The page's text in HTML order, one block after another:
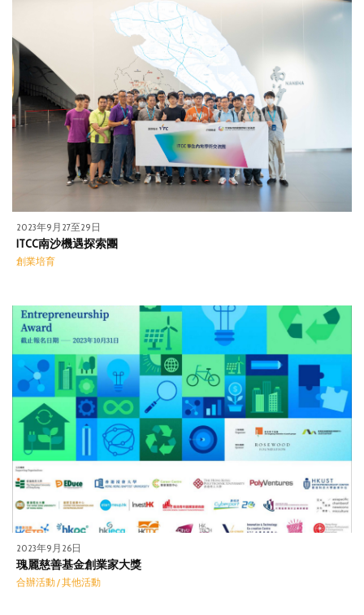
2023年9月27至29日
ITCC南沙機遇探索團
創業培育
2023年9月26日
瑰麗慈善基金創業家大獎
合辦活動 / 其他活動